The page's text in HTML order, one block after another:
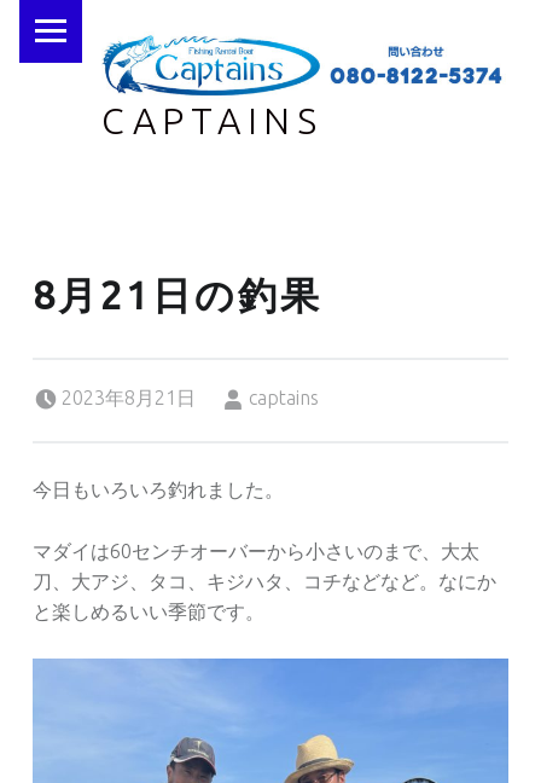
CAPTAINS
8月21日の釣果
2023年8月21日
captains
今日もいろいろ釣れました。
マダイは60センチオーバーから小さいのまで、大太
刀、大アジ、タコ、キジハタ、コチなどなど。なにか
と楽しめるいい季節です。